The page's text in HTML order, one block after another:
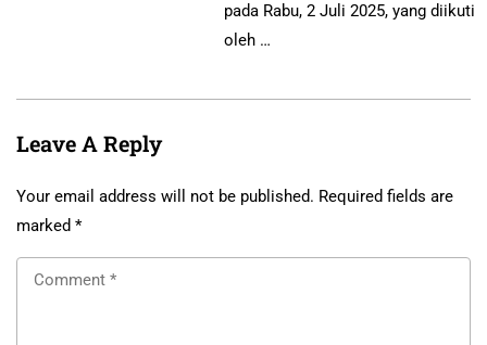
pada Rabu, 2 Juli 2025, yang diikuti
oleh …
Leave A Reply
Your email address will not be published. Required fields are
marked *